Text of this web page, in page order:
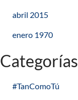
abril 2015
enero 1970
Categorías
#TanComoTú